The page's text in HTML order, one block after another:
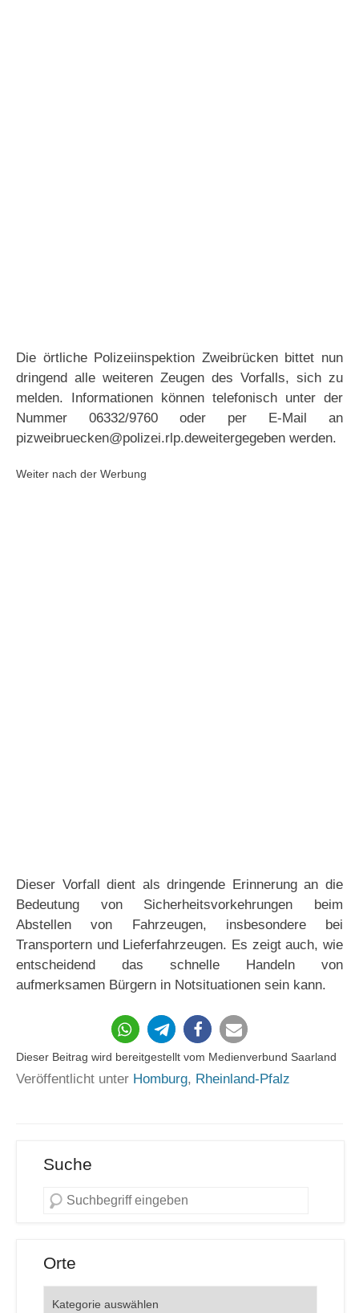
Die örtliche Polizeiinspektion Zweibrücken bittet nun
dringend alle weiteren Zeugen des Vorfalls, sich zu
melden. Informationen können telefonisch unter der
Nummer 06332/9760 oder per E-Mail an
pizweibruecken@polizei.rlp.deweitergegeben werden.
Weiter nach der Werbung
Dieser Vorfall dient als dringende Erinnerung an die
Bedeutung von Sicherheitsvorkehrungen beim
Abstellen von Fahrzeugen, insbesondere bei
Transportern und Lieferfahrzeugen. Es zeigt auch, wie
entscheidend das schnelle Handeln von
aufmerksamen Bürgern in Notsituationen sein kann.
Dieser Beitrag wird bereitgestellt vom Medienverbund Saarland
Veröffentlicht unter Homburg, Rheinland-Pfalz
Suche
Orte